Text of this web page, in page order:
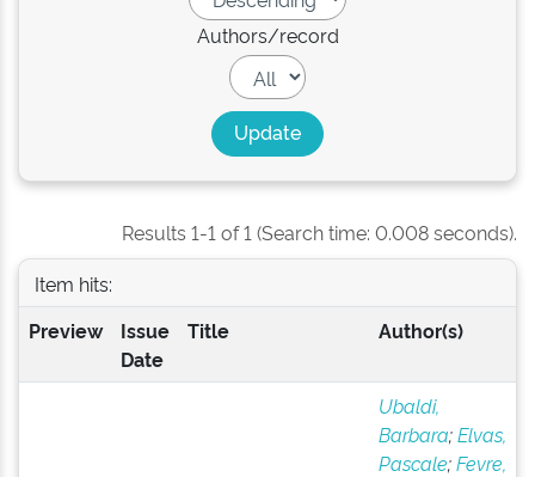
Authors/record
Results 1-1 of 1 (Search time: 0.008 seconds).
Item hits:
Preview
Issue
Date
Title Author(s)
Ubaldi,
Barbara;Elvas,
Pascale;Fevre,